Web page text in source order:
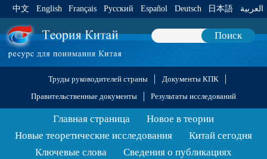
中文 English Français Pусский Español Deutsch 日本語 العربية
Поиск
Труды руководителей страны
Документы КПК
Правительственные документы
Результаты исследований
Главная страница
Новое в теории
Новые теоретические исследования
Китай сегодня
Ключевые слова
Сведения о публикациях